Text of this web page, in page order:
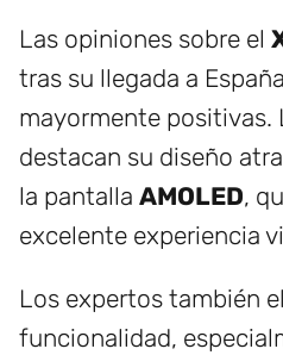
Las opiniones sobre el
tras su llegada a
mayormente positivas.
destacan su diseño
la pantalla AMOLED,
excelente experiencia
Los expertos también
funcionalidad,